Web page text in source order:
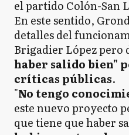
el partido Colón-San
En este sentido,
detalles del
Brigadier López pero
haber salido bien"
críticas públicas.
"No tengo
este nuevo proyecto
que tiene que haber